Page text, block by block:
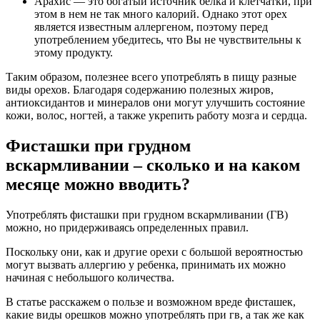
этом в нем не так много калорий. Однако этот орех
является известным аллергеном, поэтому перед
употреблением убедитесь, что Вы не чувствительны к
этому продукту.
Таким образом, полезнее всего употреблять в пищу разные
виды орехов. Благодаря содержанию полезных жиров,
антиоксидантов и минералов они могут улучшить состояние
кожи, волос, ногтей, а также укрепить работу мозга и сердца.
Фисташки при грудном
вскармливании – сколько и на каком
месяце можно вводить?
Употреблять фисташки при грудном вскармливании (ГВ)
можно, но придерживаясь определенных правил.
Поскольку они, как и другие орехи с большой вероятностью
могут вызвать аллергию у ребенка, принимать их можно
начиная с небольшого количества.
В статье расскажем о пользе и возможном вреде фисташек,
какие виды орешков можно употреблять при гв, а так же как